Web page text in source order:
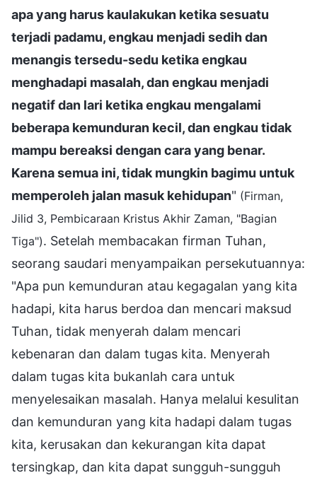
apa yang harus kaulakukan ketika sesuatu
terjadi padamu, engkau menjadi sedih dan
menangis tersedu-sedu ketika engkau
menghadapi masalah, dan engkau menjadi
negatif dan lari ketika engkau mengalami
beberapa kemunduran kecil, dan engkau tidak
mampu bereaksi dengan cara yang benar.
Karena semua ini, tidak mungkin bagimu untuk
memperoleh jalan masuk kehidupan" (Firman,
Jilid 3, Pembicaraan Kristus Akhir Zaman, "Bagian
Tiga"). Setelah membacakan firman Tuhan,
seorang saudari menyampaikan persekutuannya:
"Apa pun kemunduran atau kegagalan yang kita
hadapi, kita harus berdoa dan mencari maksud
Tuhan, tidak menyerah dalam mencari
kebenaran dan dalam tugas kita. Menyerah
dalam tugas kita bukanlah cara untuk
menyelesaikan masalah. Hanya melalui kesulitan
dan kemunduran yang kita hadapi dalam tugas
kita, kerusakan dan kekurangan kita dapat
tersingkap, dan kita dapat sungguh-sungguh